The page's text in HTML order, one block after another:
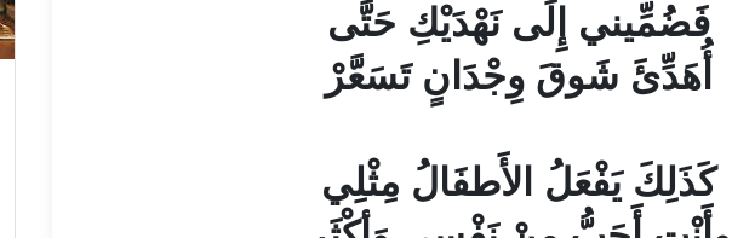
فَضُمِّيني إِلَى نَهْدَيْكِ حَتَّى
أُهَدِّئَ شَوقَ وِجْدَانٍ تَسَعَّرْ
كَذَلِكَ يَفْعَلُ الأَطفَالُ مِثْلِي